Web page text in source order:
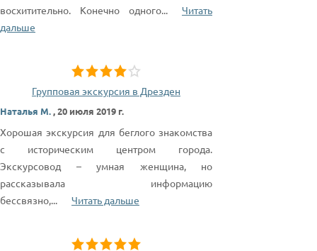
восхитительно. Конечно одного...
Читать
дальше
Групповая экскурсия в Дрезден
Наталья М.,20 июля 2019 г.
Хорошая экскурсия для беглого знакомства
с историческим центром города.
Экскурсовод – умная женщина, но
рассказывала информацию
бессвязно,... Читать дальше